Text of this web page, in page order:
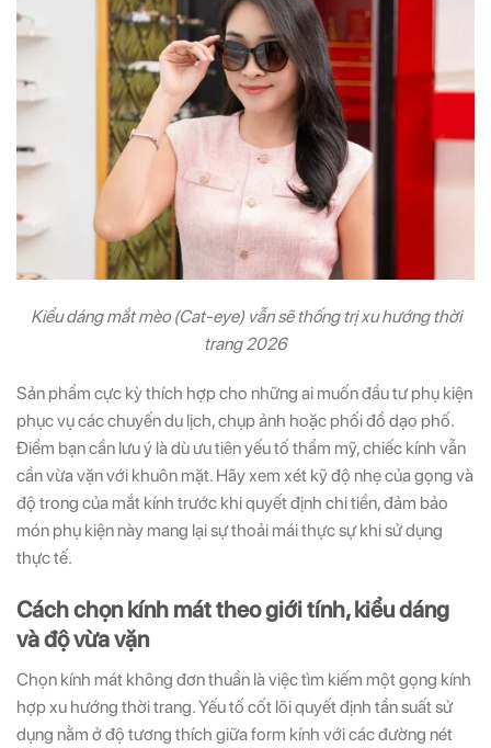
Kiểu dáng mắt mèo (Cat-eye) vẫn sẽ thống trị xu hướng thời
trang 2026
Sản phẩm cực kỳ thích hợp cho những ai muốn đầu tư phụ kiện
phục vụ các chuyến du lịch, chụp ảnh hoặc phối đồ dạo phố.
Điểm bạn cần lưu ý là dù ưu tiên yếu tố thẩm mỹ, chiếc kính vẫn
cần vừa vặn với khuôn mặt. Hãy xem xét kỹ độ nhẹ của gọng và
độ trong của mắt kính trước khi quyết định chi tiền, đảm bảo
món phụ kiện này mang lại sự thoải mái thực sự khi sử dụng
thực tế.
Cách chọn kính mát theo giới tính, kiểu dáng
và độ vừa vặn
Chọn kính mát không đơn thuần là việc tìm kiếm một gọng kính
hợp xu hướng thời trang. Yếu tố cốt lõi quyết định tần suất sử
dụng nằm ở độ tương thích giữa form kính với các đường nét